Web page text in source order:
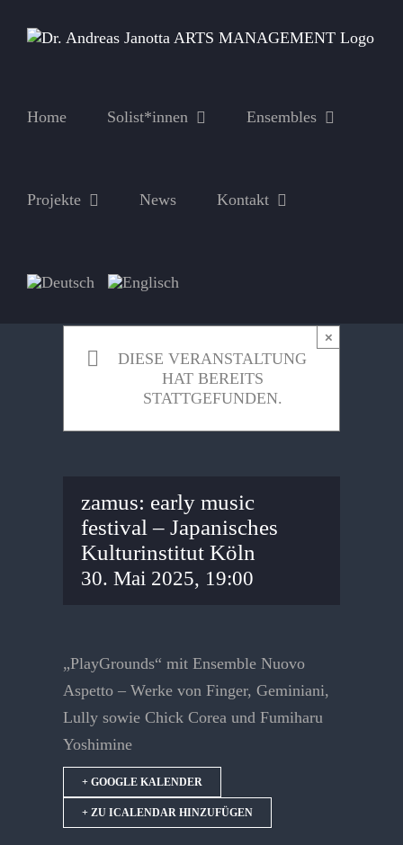
Inhalt
springen
Home Solist*innen Ensembles
Projekte News Kontakt
DIESE VERANSTALTUNG
HAT BEREITS
STATTGEFUNDEN.
×
zamus: early music
festival – Japanisches
Kulturinstitut Köln
30. Mai 2025, 19:00
„PlayGrounds“ mit Ensemble Nuovo
Aspetto – Werke von Finger, Geminiani,
Lully sowie Chick Corea und Fumiharu
Yoshimine
+ GOOGLE KALENDER
+ ZU ICALENDAR HINZUFÜGEN